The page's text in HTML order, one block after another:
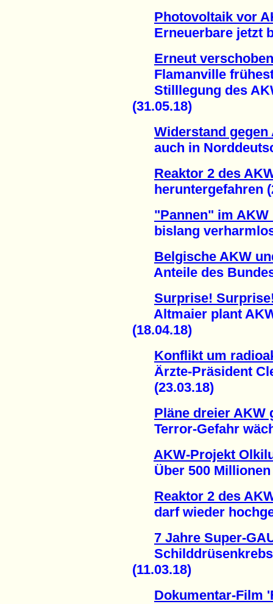
Photovoltaik vor
Erneuerbare jetzt
Erneut
Flamanville
Stilllegung des
(31.05.18)
Widerstand
auch in
Reaktor 2 des
heruntergefahren
"Pannen" im AKW
bislang
Belgische AKW
Anteile des Bundes
Surprise!
Altmaier plant
(18.04.18)
Konflikt um
Ärzte-Präsident
(23.03.18)
Pläne dreier AKW
Terror-Gefahr
AKW-Projekt
Über 500 Millionen
Reaktor 2 des
darf wieder
7 Jahre Super-
(11.03.18)
Dokumentar-Film